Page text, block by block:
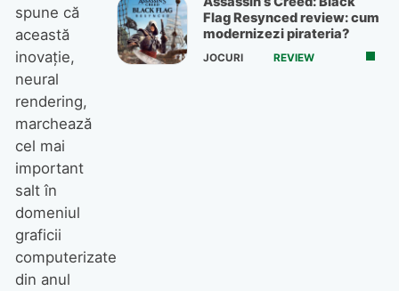
spune că
această
inovație,
neural
rendering,
marchează
cel mai
important
salt în
domeniul
graficii
computerizate
din anul
Ultima modă orologeră: